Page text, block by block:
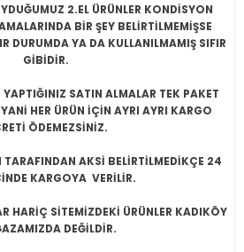
2.EL ÜRÜNLER KONDİSYON
BİR ŞEY BELİRTİLMEMİŞSE
DURUMDA YA DA KULLANILMAMIŞ SIFIR
GİBİDİR.
YAPTIĞINIZ SATIN ALMALAR TEK PAKET
HER ÜRÜN İÇİN AYRI AYRI KARGO
ÖDEMEZSİNİZ.
TARAFINDAN AKSİ BELİRTİLMEDİKÇE 24
KARGOYA VERİLİR.
HARİÇ SİTEMİZDEKİ ÜRÜNLER KADIKÖY
DEĞİLDİR.